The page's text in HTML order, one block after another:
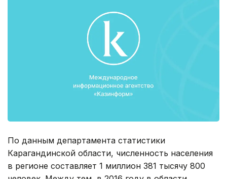
По данным департамента статистики
Карагандинской области, численность населения
в регионе составляет 1 миллион 381 тысячу 800